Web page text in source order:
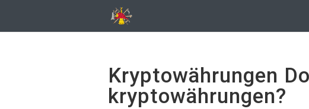
Kryptowährungen
kryptowährungen?